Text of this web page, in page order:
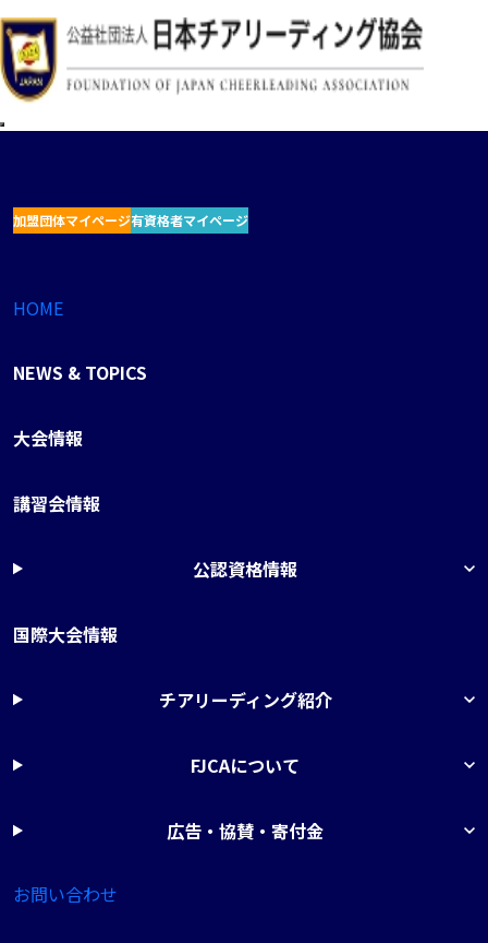
加盟団体マイページ有資格者マイページ
HOME
NEWS & TOPICS
大会情報
講習会情報
公認資格情報
国際大会情報
チアリーディング紹介
FJCAについて
広告・協賛・寄付金
お問い合わせ